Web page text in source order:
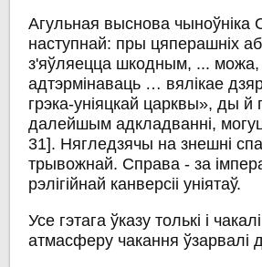
Агульная выснова
наступнай: пры цяперашніх
з'яўляецца шкодным, ... можа,
адтэрмінаваць … вялікае
грэка-уніяцкай царквы», ды
далейшым адкладванні,
31]. Нягледзячы на знешні
трывожнай. Справа - за
рэлігійнай канверсіі уніятаў.
Усе гэтага ўказу толькі і
атмасферу чакання ўзарвалі